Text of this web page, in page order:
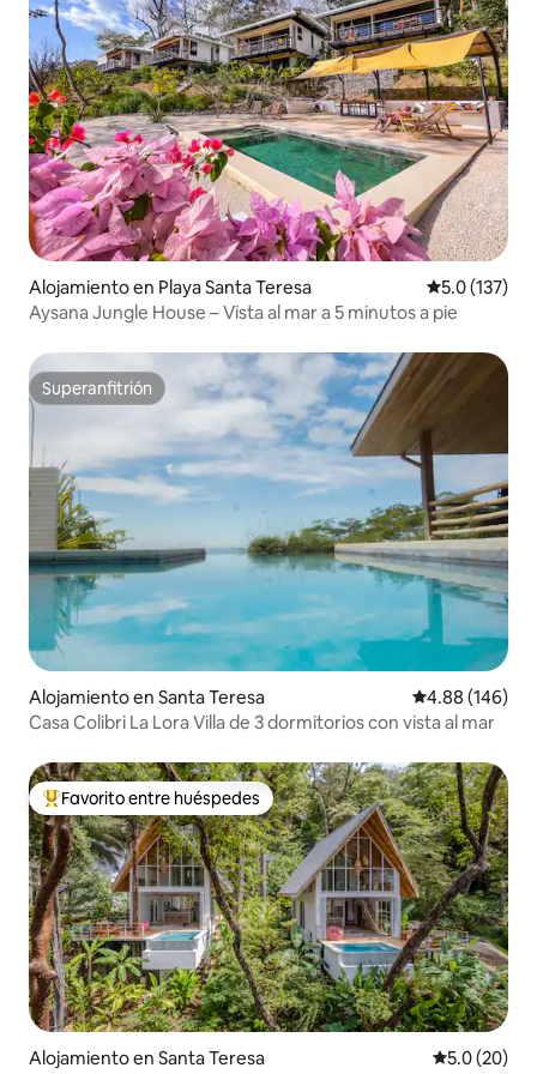
Alojamiento en Playa Santa Teresa Calificación
5.0 (137)
Aysana Jungle House – Vista al mar a 5 minutos a pie
Superanfitrión
Superanfitrión
Alojamiento en Santa Teresa Calificación
4.88 (146)
Casa Colibri La Lora Villa de 3 dormitorios con vista al mar
Favorito entre huéspedes preferido
Favorito entre huéspedes
Alojamiento en Santa Teresa Calificación
5.0 (20)